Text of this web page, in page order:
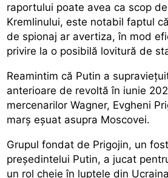
raportului poate avea ca scop
Kremlinului, este notabil faptul
de spionaj ar avertiza, în mod
privire la o posibilă lovitură de
Reamintim că Putin a
anterioare de revoltă în iunie
mercenarilor Wagner, Evgheni
marș eșuat asupra Moscovei.
Grupul fondat de Prigojin, un
președintelui Putin, a jucat
un rol cheie în luptele din